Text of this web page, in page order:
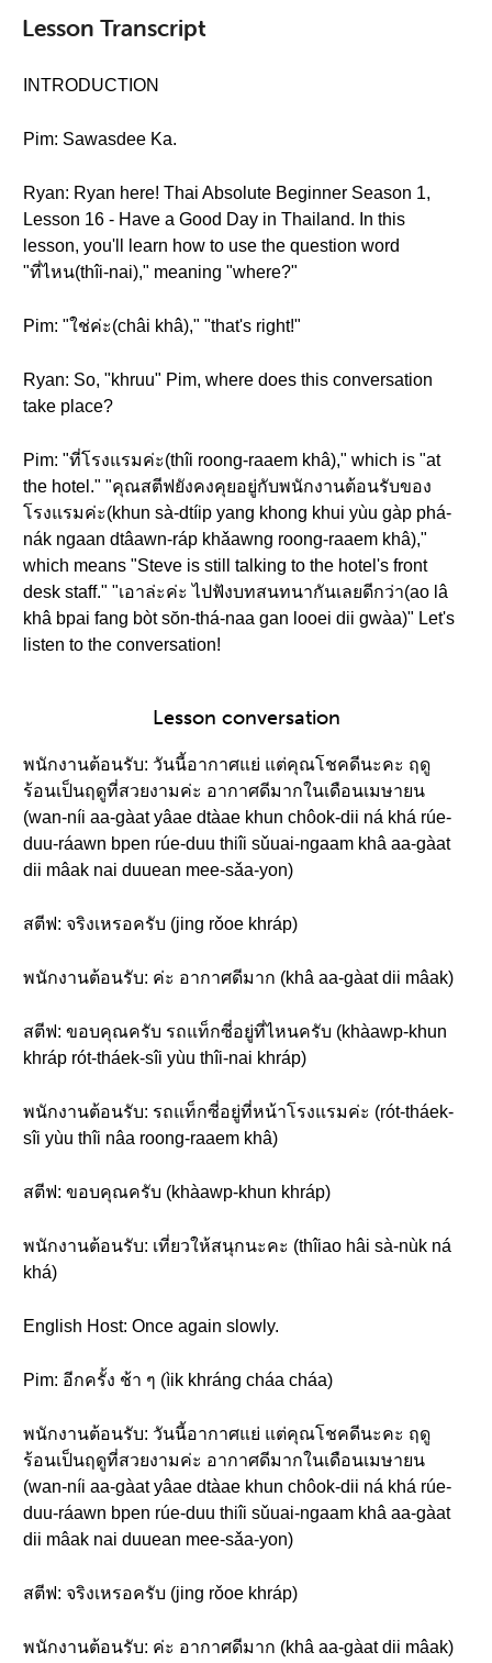
Lesson Transcript
INTRODUCTION
Pim: Sawasdee Ka.
Ryan: Ryan here! Thai Absolute Beginner Season 1,
Lesson 16 - Have a Good Day in Thailand. In this
lesson, you'll learn how to use the question word
"ที่ไหน(thîi-nai)," meaning "where?"
Pim: "ใช่ค่ะ(châi khâ)," "that's right!"
Ryan: So, "khruu" Pim, where does this conversation
take place?
Pim: "ที่โรงแรมค่ะ(thîi roong-raaem khâ)," which is "at
the hotel." "คุณสตีฟยังคงคุยอยู่กับพนักงานต้อนรับของ
โรงแรมค่ะ(khun sà-dtíip yang khong khui yùu gàp phá-
nák ngaan dtâawn-ráp khǎawng roong-raaem khâ),"
which means "Steve is still talking to the hotel's front
desk staff." "เอาล่ะค่ะ ไปฟังบทสนทนากันเลยดีกว่า(ao lâ
khâ bpai fang bòt sŏn-thá-naa gan looei dii gwàa)" Let's
listen to the conversation!
Lesson conversation
พนักงานต้อนรับ: วันนี้อากาศแย่ แต่คุณโชคดีนะคะ ฤดู
ร้อนเป็นฤดูที่สวยงามค่ะ อากาศดีมากในเดือนเมษายน
(wan-níi aa-gàat yâae dtàae khun chôok-dii ná khá rúe-
duu-ráawn bpen rúe-duu thiîi sǔuai-ngaam khâ aa-gàat
dii mâak nai duuean mee-sǎa-yon)
สตีฟ: จริงเหรอครับ (jing rǒoe khráp)
พนักงานต้อนรับ: ค่ะ อากาศดีมาก (khâ aa-gàat dii mâak)
สตีฟ: ขอบคุณครับ รถแท็กซี่อยู่ที่ไหนครับ (khàawp-khun
khráp rót-tháek-sîi yùu thîi-nai khráp)
พนักงานต้อนรับ: รถแท็กซี่อยู่ที่หน้าโรงแรมค่ะ (rót-tháek-
sîi yùu thîi nâa roong-raaem khâ)
สตีฟ: ขอบคุณครับ (khàawp-khun khráp)
พนักงานต้อนรับ: เที่ยวให้สนุกนะคะ (thîiao hâi sà-nùk ná
khá)
English Host: Once again slowly.
Pim: อีกครั้ง ช้า ๆ (ìik khráng cháa cháa)
พนักงานต้อนรับ: วันนี้อากาศแย่ แต่คุณโชคดีนะคะ ฤดู
ร้อนเป็นฤดูที่สวยงามค่ะ อากาศดีมากในเดือนเมษายน
(wan-níi aa-gàat yâae dtàae khun chôok-dii ná khá rúe-
duu-ráawn bpen rúe-duu thiîi sǔuai-ngaam khâ aa-gàat
dii mâak nai duuean mee-sǎa-yon)
สตีฟ: จริงเหรอครับ (jing rǒoe khráp)
พนักงานต้อนรับ: ค่ะ อากาศดีมาก (khâ aa-gàat dii mâak)